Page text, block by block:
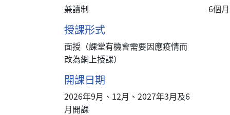
兼讀制
授課形式
面授（課堂有機會需要因應疫情而
改為網上授課）
開課日期
2026年9月、12月、2027年3月及6
月開課
6個